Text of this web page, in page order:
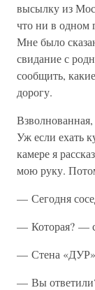
высылку из
что ни в одном
Мне было
свидание с
сообщить,
дорогу.
Уж если ехать
камере я
мою руку.
— Сегодня
— Которая? —
— Стена
— Вы